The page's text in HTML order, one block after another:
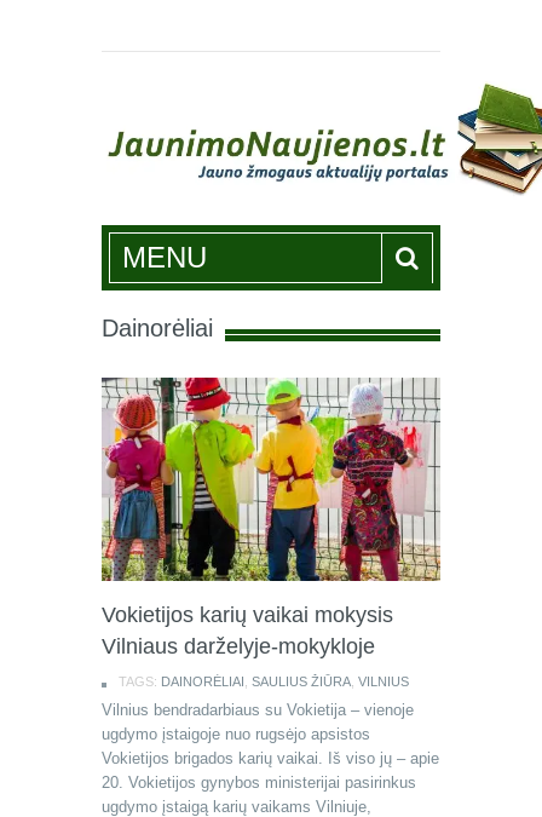
Jaunimonaujienos.lt
MENU
Dainorėliai
Vokietijos karių vaikai mokysis
Vilniaus darželyje-mokykloje
TAGS: DAINORĖLIAI SAULIUS ŽIŪRA VILNIUS
Vilnius bendradarbiaus su Vokietija – vienoje
ugdymo įstaigoje nuo rugsėjo apsistos
Vokietijos brigados karių vaikai. Iš viso jų – apie
20. Vokietijos gynybos ministerijai pasirinkus
ugdymo įstaigą karių vaikams Vilniuje,